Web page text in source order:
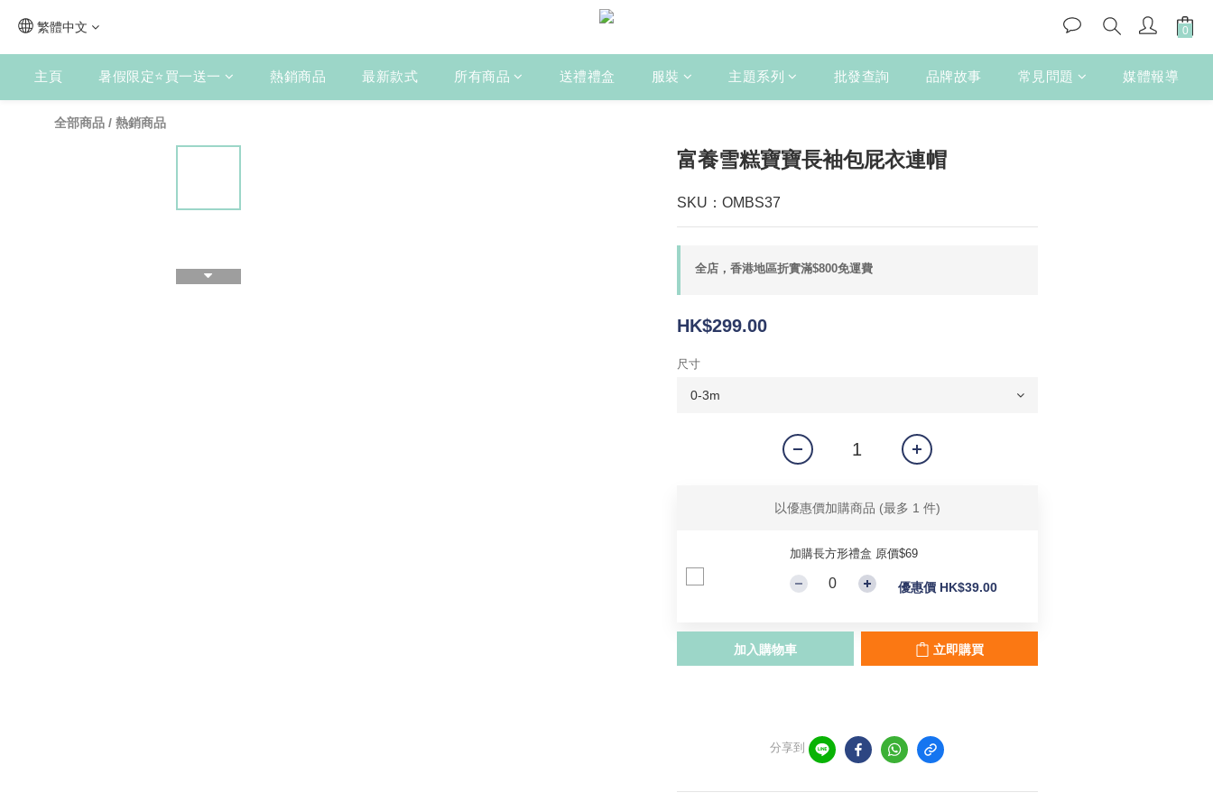
繁體中文
主頁 暑假限定⭐買一送一 熱銷商品 最新款式 所有商品 送禮禮盒 服裝 主題系列 批發查詢 品牌故事 常見問題 媒體報導
全部商品 / 熱銷商品
富養雪糕寶寶長袖包屁衣連帽
SKU：OMBS37
全店，香港地區折實滿$800免運費
HK$299.00
尺寸
以優惠價加購商品 (最多 1 件)
加購長方形禮盒 原價$69
優惠價 HK$39.00
加入購物車 立即購買
分享到